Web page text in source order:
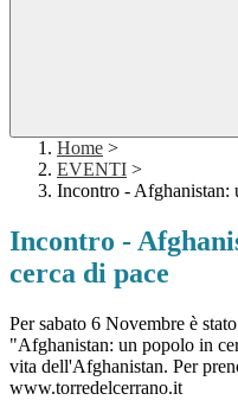
Home >
EVENTI >
Incontro - Afghanistan:
Incontro -
cerca di pace
Per sabato 6 Novembre è
"Afghanistan: un popolo in
vita dell'Afghanistan. Per
www.torredelcerrano.it